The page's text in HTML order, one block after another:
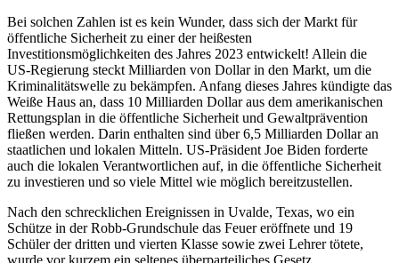
Bei solchen Zahlen ist es kein Wunder, dass sich der Markt für
öffentliche Sicherheit zu einer der heißesten
Investitionsmöglichkeiten des Jahres 2023 entwickelt! Allein die
US-Regierung steckt Milliarden von Dollar in den Markt, um die
Kriminalitätswelle zu bekämpfen. Anfang dieses Jahres kündigte das
Weiße Haus an, dass 10 Milliarden Dollar aus dem amerikanischen
Rettungsplan in die öffentliche Sicherheit und Gewaltprävention
fließen werden. Darin enthalten sind über 6,5 Milliarden Dollar an
staatlichen und lokalen Mitteln. US-Präsident Joe Biden forderte
auch die lokalen Verantwortlichen auf, in die öffentliche Sicherheit
zu investieren und so viele Mittel wie möglich bereitzustellen.
Nach den schrecklichen Ereignissen in Uvalde, Texas, wo ein
Schütze in der Robb-Grundschule das Feuer eröffnete und 19
Schüler der dritten und vierten Klasse sowie zwei Lehrer tötete,
wurde vor kurzem ein seltenes überparteiliches Gesetz